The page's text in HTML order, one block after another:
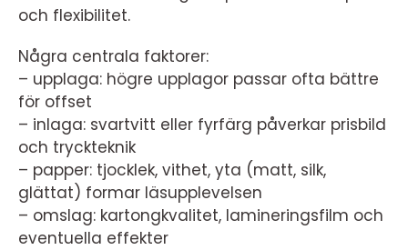
och flexibilitet.
Några centrala faktorer:
– upplaga: högre upplagor passar ofta bättre
för offset
– inlaga: svartvitt eller fyrfärg påverkar prisbild
och tryckteknik
– papper: tjocklek, vithet, yta (matt, silk,
glättat) formar läsupplevelsen
– omslag: kartongkvalitet, lamineringsfilm och
eventuella effekter